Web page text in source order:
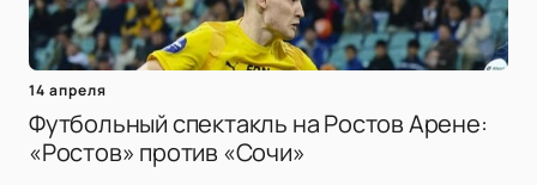
14 апреля
Футбольный спектакль на Ростов Арене:
«Ростов» против «Сочи»